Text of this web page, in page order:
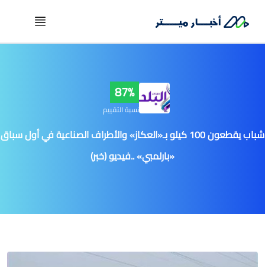
87%
نسبة التقييم
شباب يقطعون 100 كيلو بـ«العكاز» والأطراف الصناعية في أول سباق
«بارلمبي» ..فيديو (خبر)